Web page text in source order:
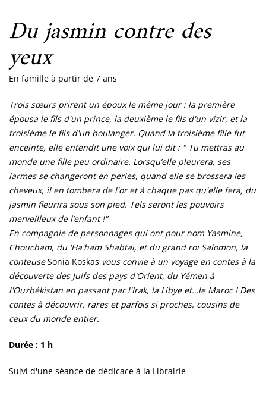
Du jasmin contre des
yeux
En famille à partir de 7 ans
Trois sœurs prirent un époux le même jour : la première
épousa le fils d'un prince, la deuxième le fils d'un vizir, et la
troisième le fils d'un boulanger. Quand la troisième fille fut
enceinte, elle entendit une voix qui lui dit : " Tu mettras au
monde une fille peu ordinaire. Lorsqu’elle pleurera, ses
larmes se changeront en perles, quand elle se brossera les
cheveux, il en tombera de l'or et à chaque pas qu'elle fera, du
jasmin fleurira sous son pied. Tels seront les pouvoirs
merveilleux de l’enfant !"
En compagnie de personnages qui ont pour nom Yasmine,
Choucham, du 'Ha'ham Shabtaï, et du grand roi Salomon, la
conteuseSonia Koskas vous convie à un voyage en contes à la
découverte des Juifs des pays d'Orient, du Yémen à
l'Ouzbékistan en passant par l'Irak, la Libye et…le Maroc ! Des
contes à découvrir, rares et parfois si proches, cousins de
ceux du monde entier.
Durée : 1 h
Suivi d'une séance de dédicace à la Librairie